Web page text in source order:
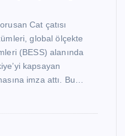
Cat çatısı
global ölçekte
(BESS) alanında
kapsayan
imza attı. Bu…